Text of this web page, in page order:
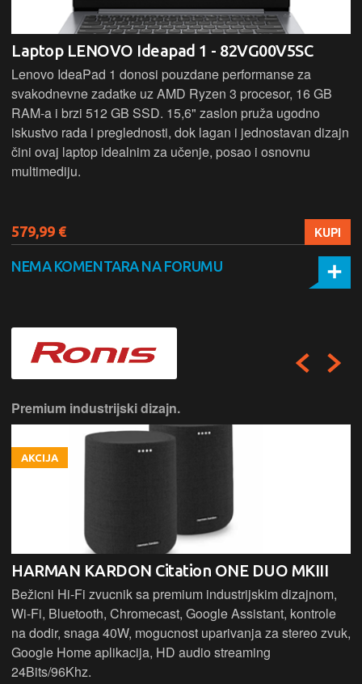
Laptop LENOVO Ideapad 1 - 82VG00V5SC
Lenovo IdeaPad 1 donosi pouzdane performanse za
svakodnevne zadatke uz AMD Ryzen 3 procesor, 16 GB
RAM-a i brzi 512 GB SSD. 15,6" zaslon pruža ugodno
iskustvo rada i preglednosti, dok lagan i jednostavan dizajn
čini ovaj laptop idealnim za učenje, posao i osnovnu
multimediju.
579,99 € KUPI
NEMA KOMENTARA NA FORUMU
Premium industrijski dizajn.
AKCIJA
HARMAN KARDON Citation ONE DUO MKIII
Bežicni Hi-Fi zvucnik sa premium industrijskim dizajnom,
Wi-Fi, Bluetooth, Chromecast, Google Assistant, kontrole
na dodir, snaga 40W, mogucnost uparivanja za stereo zvuk,
Google Home aplikacija, HD audio streaming
24Bits/96Khz.